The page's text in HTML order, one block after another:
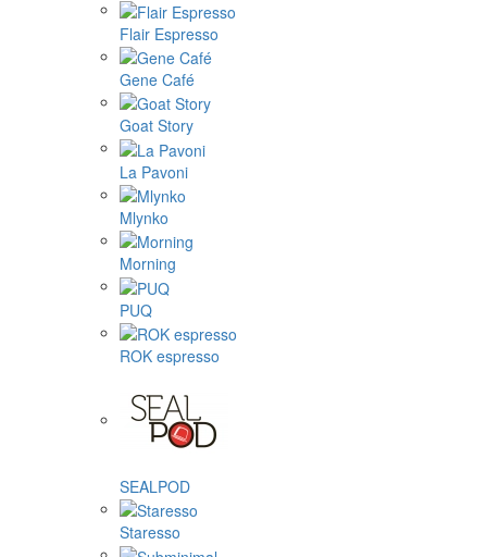
Flair Espresso
Gene Café
Goat Story
La Pavoni
Mlynko
Morning
PUQ
ROK espresso
SEALPOD
Staresso